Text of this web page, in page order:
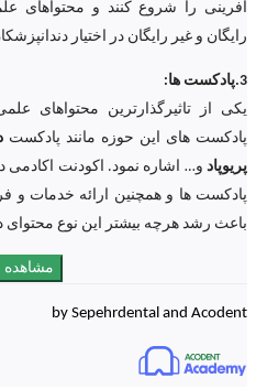
افرینی را شروع کنند و محتواهای
رایگان و غیر رایگان در اختیار
3.پادکست ها:
یکی از تاثیرگذارترین محتواهای
پادکست های این حوزه مانند پادکست
پریوپاد و… اشاره نمود. اکودنت
پادکست ها و همچنین ارائه خدمات
باعث رشد هرچه بیشتر این نوع محتوای
مشاهده
by Sepehrdental and Acodent